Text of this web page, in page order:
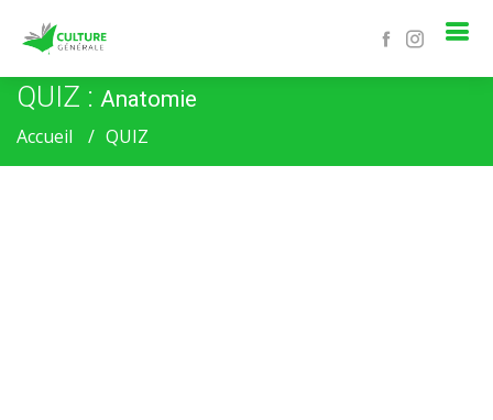
QUIZ : Anatomie
Accueil QUIZ